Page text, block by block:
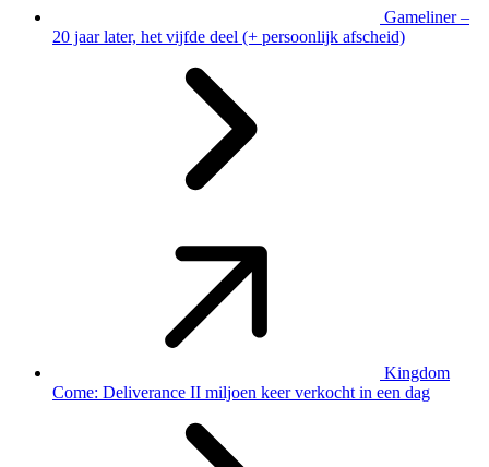
Gameliner –
20 jaar later, het vijfde deel (+ persoonlijk afscheid)
Kingdom
Come: Deliverance II miljoen keer verkocht in een dag